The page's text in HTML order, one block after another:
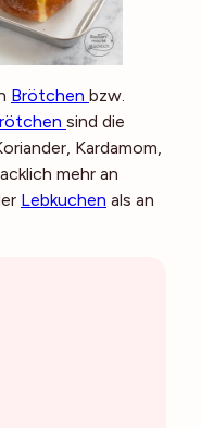
Brötchen bzw.
sind die
Kardamom,
mehr an
Lebkuchen als an